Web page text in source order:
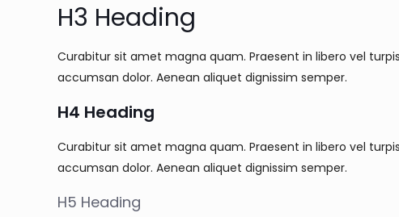
H3 Heading
Curabitur sit amet magna quam. Praesent in libero vel
accumsan dolor. Aenean aliquet dignissim semper.
H4 Heading
Curabitur sit amet magna quam. Praesent in libero vel
accumsan dolor. Aenean aliquet dignissim semper.
H5 Heading